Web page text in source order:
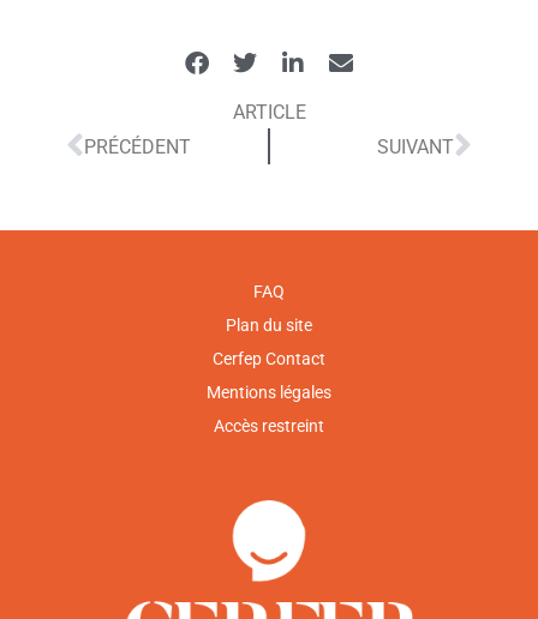
ARTICLE
PRÉCÉDENT
SUIVANT
FAQ
Plan du site
Cerfep Contact
Mentions légales
Accès restreint